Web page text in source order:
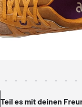
Teil es mit deinen